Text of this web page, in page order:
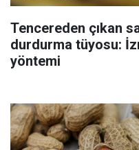
Tencereden çıkan
durdurma tüyosu:
yöntemi